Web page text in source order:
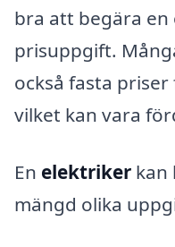
bra att begära
prisuppgift.
också fasta
vilket kan vara
En elektriker kan
mängd olika